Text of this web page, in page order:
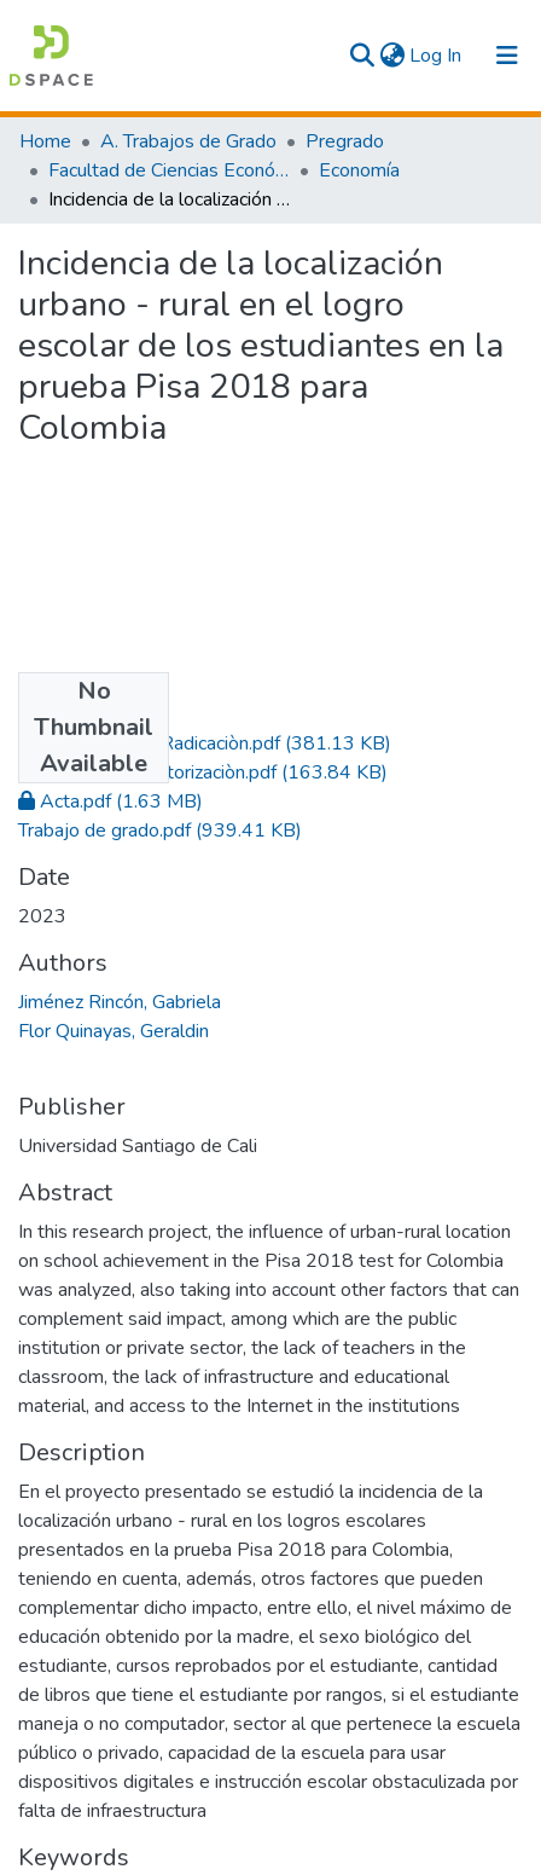
Log In (current)
Communities & Collections
Home A. Trabajos de Grado
Pregrado
Facultad de Ciencias Económicas y Empresariales
Economía
Incidencia de la localización urbano - rural en el logro escolar de los estudiantes en la prueba Pisa 2018 para Colombia
Incidencia de la localización
urbano - rural en el logro
escolar de los estudiantes en la
prueba Pisa 2018 para
Colombia
No
Thumbnail
Available
Constancia de Radicaciòn.pdf(381.13 KB)
Formato de Autorizaciòn.pdf(163.84 KB)
Acta.pdf(1.63 MB)
Trabajo de grado.pdf(939.41 KB)
Date
2023
Authors
Jiménez Rincón, Gabriela
Flor Quinayas, Geraldin
Publisher
Universidad Santiago de Cali
Abstract
In this research project, the influence of urban-rural location
on school achievement in the Pisa 2018 test for Colombia
was analyzed, also taking into account other factors that can
complement said impact, among which are the public
institution or private sector, the lack of teachers in the
classroom, the lack of infrastructure and educational
material, and access to the Internet in the institutions
Description
En el proyecto presentado se estudió la incidencia de la
localización urbano - rural en los logros escolares
presentados en la prueba Pisa 2018 para Colombia,
teniendo en cuenta, además, otros factores que pueden
complementar dicho impacto, entre ello, el nivel máximo de
educación obtenido por la madre, el sexo biológico del
estudiante, cursos reprobados por el estudiante, cantidad
de libros que tiene el estudiante por rangos, si el estudiante
maneja o no computador, sector al que pertenece la escuela
público o privado, capacidad de la escuela para usar
dispositivos digitales e instrucción escolar obstaculizada por
falta de infraestructura
Keywords